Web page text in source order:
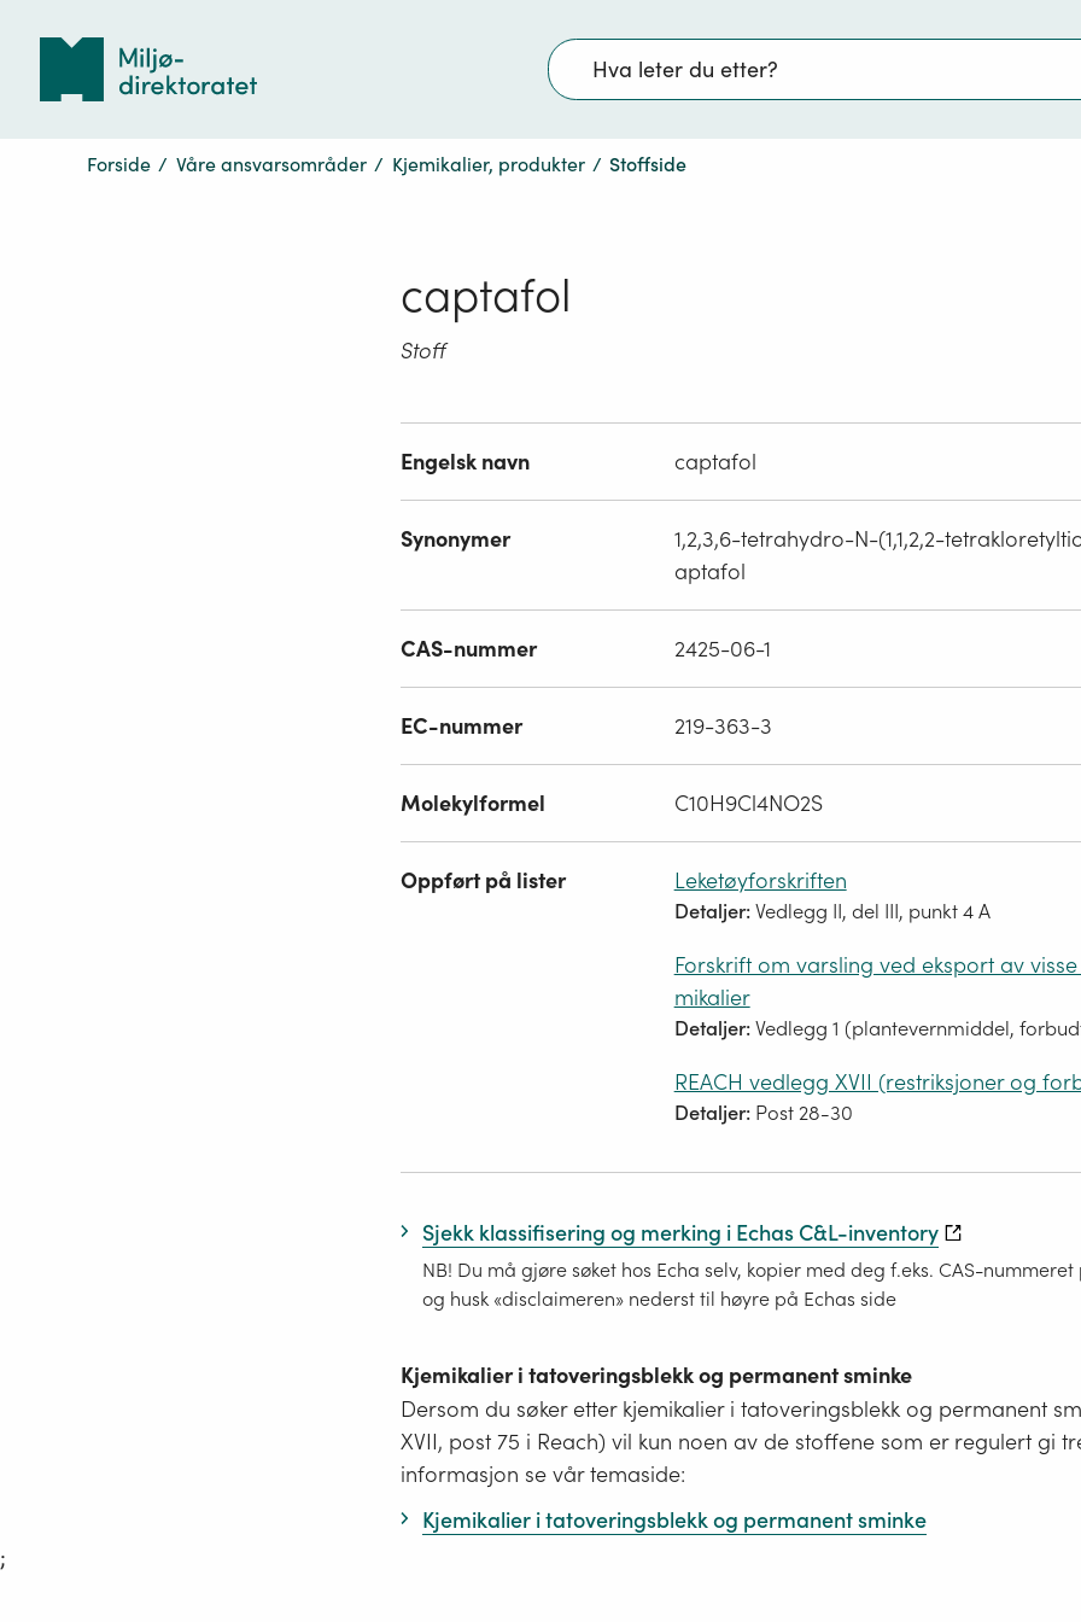
Søk
Forside / Våre ansvarsområder / Kjemikalier, produkter / Stoffside
captafol
Stoff
Engelsk navn captafol
Synonymer
1,2,3,6-tetrahydro-N-(1,1,2,2-
aptafol
CAS-nummer 2425-06-1
EC-nummer 219-363-3
Molekylformel C10H9Cl4NO2S
Oppført på lister Leketøyforskriften
Detaljer:Vedlegg II, del III, punkt 4 A
Forskrift om varsling ved eksport av
mikalier
Detaljer:Vedlegg 1 (plantevernmiddel,
REACH vedlegg XVII (restriksjoner og
Detaljer: Post 28-30
Sjekk klassifisering og merking i Echas C&L-inventory
NB! Du må gjøre søket hos Echa selv, kopier med deg f.eks. CAS-
og husk «disclaimeren» nederst til høyre på Echas side
Kjemikalier i tatoveringsblekk og permanent sminke
Dersom du søker etter kjemikalier i tatoveringsblekk og permanent
XVII, post 75 i Reach) vil kun noen av de stoffene som er regulert gi
informasjon se vår temaside:
Kjemikalier i tatoveringsblekk og permanent sminke
;